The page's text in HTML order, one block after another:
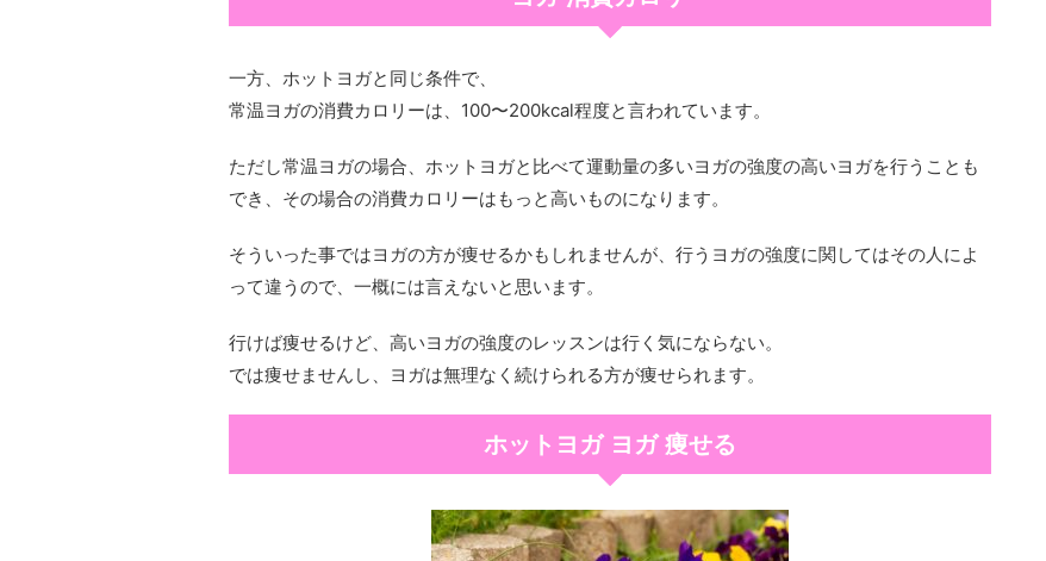
一方、ホットヨガと同じ条件で、
常温ヨガの消費カロリーは、100〜200kcal程度と言われています。
ただし常温ヨガの場合、ホットヨガと比べて運動量の多いヨガの強度の高いヨガを行うことも
でき、その場合の消費カロリーはもっと高いものになります。
そういった事ではヨガの方が痩せるかもしれませんが、行うヨガの強度に関してはその人によ
って違うので、一概には言えないと思います。
行けば痩せるけど、高いヨガの強度のレッスンは行く気にならない。
では痩せませんし、ヨガは無理なく続けられる方が痩せられます。
ホットヨガ ヨガ 痩せる